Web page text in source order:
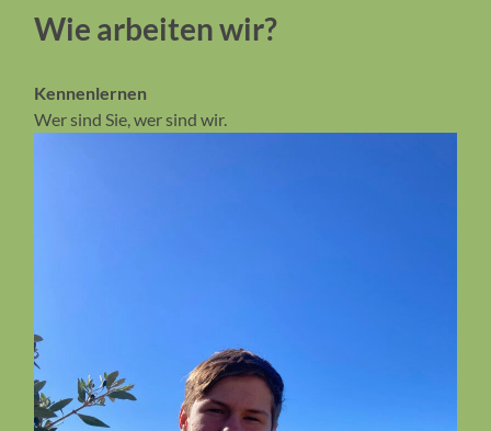
Wie arbeiten wir?
Kennenlernen
Wer sind Sie, wer sind wir.